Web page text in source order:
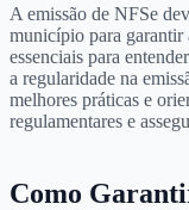
A emissão de NFSe
município para garantir
essenciais para
a regularidade na
melhores práticas e
regulamentares e
Como